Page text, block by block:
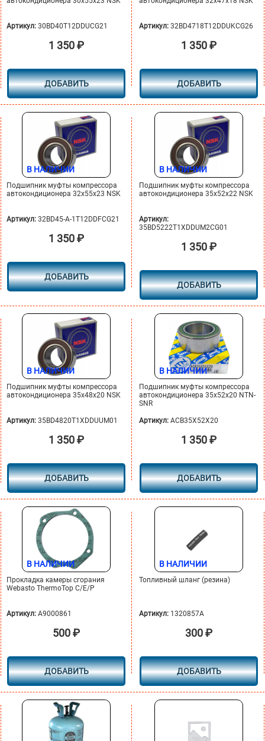
Артикул: 30BD40T12DDUCG21
1 350₽
ДОБАВИТЬ
Артикул: 32BD4718T12DDUKCG26
1 350₽
ДОБАВИТЬ
В НАЛИЧИИ
Подшипник муфты компрессора
автокондиционера 32x55x23 NSK
Артикул: 32BD45-A-1T12DDFCG21
1 350₽
ДОБАВИТЬ
В НАЛИЧИИ
Подшипник муфты компрессора
автокондиционера 35x52x22 NSK
Артикул:
35BD5222T1XDDUM2CG01
1 350₽
ДОБАВИТЬ
В НАЛИЧИИ
Подшипник муфты компрессора
автокондиционера 35х48х20 NSK
Артикул: 35BD4820T1XDDUUM01
1 350₽
ДОБАВИТЬ
В НАЛИЧИИ
Подшипник муфты компрессора
автокондиционера 35х52х20 NTN-
SNR
Артикул: ACB35X52X20
1 350₽
ДОБАВИТЬ
В НАЛИЧИИ
Прокладка камеры сгорания
Webasto ThermoTop C/E/P
Артикул: A9000861
500₽
ДОБАВИТЬ
В НАЛИЧИИ
Топливный шланг (резина)
Артикул: 1320857A
300₽
ДОБАВИТЬ